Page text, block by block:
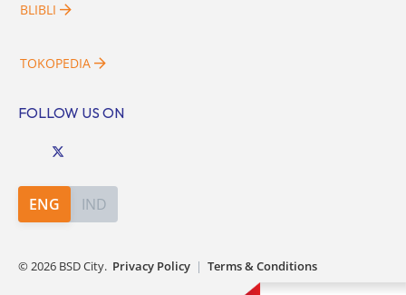
BLIBLI
TOKOPEDIA
FOLLOW US ON
ENG IND
©2026 BSD City. Privacy Policy | Terms & Conditions